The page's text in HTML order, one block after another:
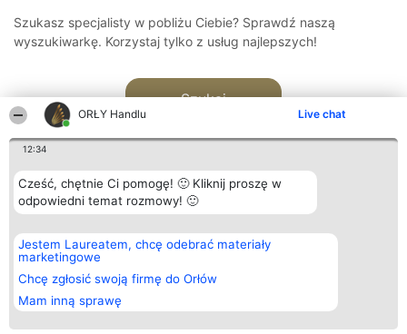
ORŁY Handlu Live chat
12:34
Cześć, chętnie Ci pomogę! 🙂 Kliknij proszę w
odpowiedni temat rozmowy! 🙂
Jestem Laureatem, chcę odebrać materiały
marketingowe
Chcę zgłosić swoją firmę do Orłów
Mam inną sprawę
Szukasz specjalisty w pobliżu Ciebie? Sprawdź naszą
wyszukiwarkę. Korzystaj tylko z usług najlepszych!
Szukaj
Organizator plebiscytu
Bright Side Solutions sp. z o.
o. sp. k.
ul. Ruska 22
Wrocław 50-079
KRS 0000749100 | Regon
381313360 | NIP 8943132676
Plebiscyt
Laureaci
wszystkich
Laureatów
Regulamin
Kontakt
Kontakt